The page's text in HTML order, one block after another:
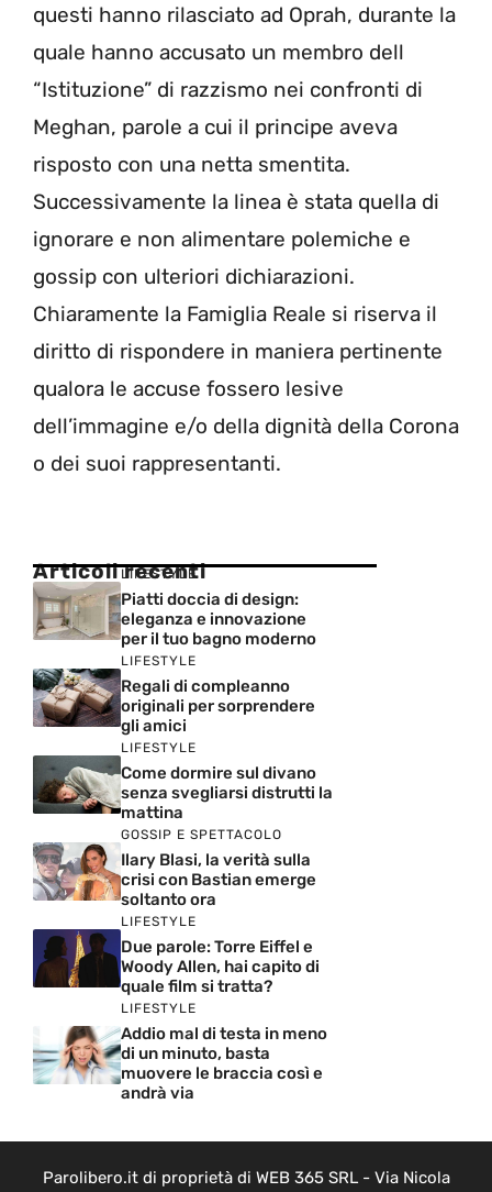
questi hanno rilasciato ad Oprah, durante la
quale hanno accusato un membro dell
“Istituzione” di razzismo nei confronti di
Meghan, parole a cui il principe aveva
risposto con una netta smentita.
Successivamente la linea è stata quella di
ignorare e non alimentare polemiche e
gossip con ulteriori dichiarazioni.
Chiaramente la Famiglia Reale si riserva il
diritto di rispondere in maniera pertinente
qualora le accuse fossero lesive
dell’immagine e/o della dignità della Corona
o dei suoi rappresentanti.
Articoli recenti
LIFESTYLE
Piatti doccia di design:
eleganza e innovazione
per il tuo bagno moderno
LIFESTYLE
Regali di compleanno
originali per sorprendere
gli amici
LIFESTYLE
Come dormire sul divano
senza svegliarsi distrutti la
mattina
GOSSIP E SPETTACOLO
Ilary Blasi, la verità sulla
crisi con Bastian emerge
soltanto ora
LIFESTYLE
Due parole: Torre Eiffel e
Woody Allen, hai capito di
quale film si tratta?
LIFESTYLE
Addio mal di testa in meno
di un minuto, basta
muovere le braccia così e
andrà via
Parolibero.it di proprietà di WEB 365 SRL - Via Nicola